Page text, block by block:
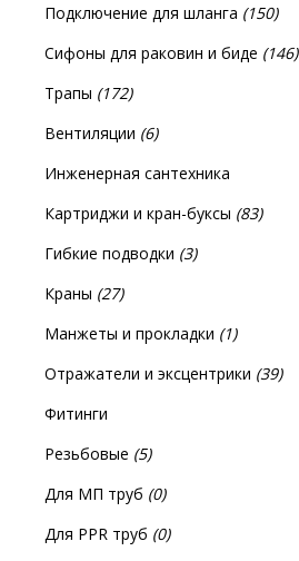
Подключение для шланга (150)
Сифоны для раковин и биде (146)
Трапы (172)
Вентиляции (6)
Инженерная сантехника
Картриджи и кран-буксы (83)
Гибкие подводки (3)
Краны (27)
Манжеты и прокладки (1)
Отражатели и эксцентрики (39)
Фитинги
Резьбовые (5)
Для МП труб (0)
Для PPR труб (0)